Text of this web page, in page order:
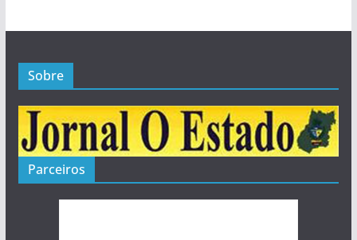
Sobre
Parceiros